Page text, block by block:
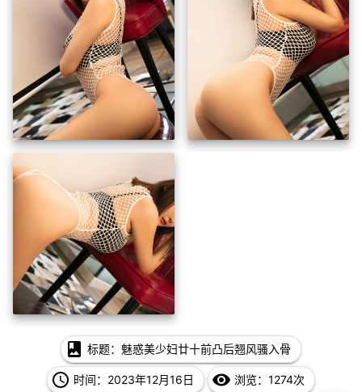
photo_album 标题：魅惑美少妇廿十前凸后翘风骚入骨
access_time 时间：2023年12月16日 remove_red_eye 浏览：1274次